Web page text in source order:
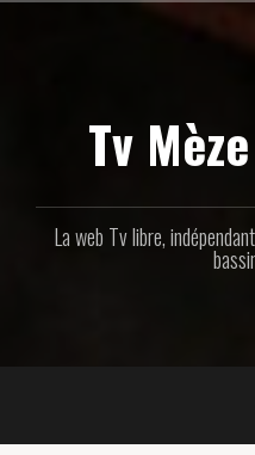
Tv
La web Tv libre,